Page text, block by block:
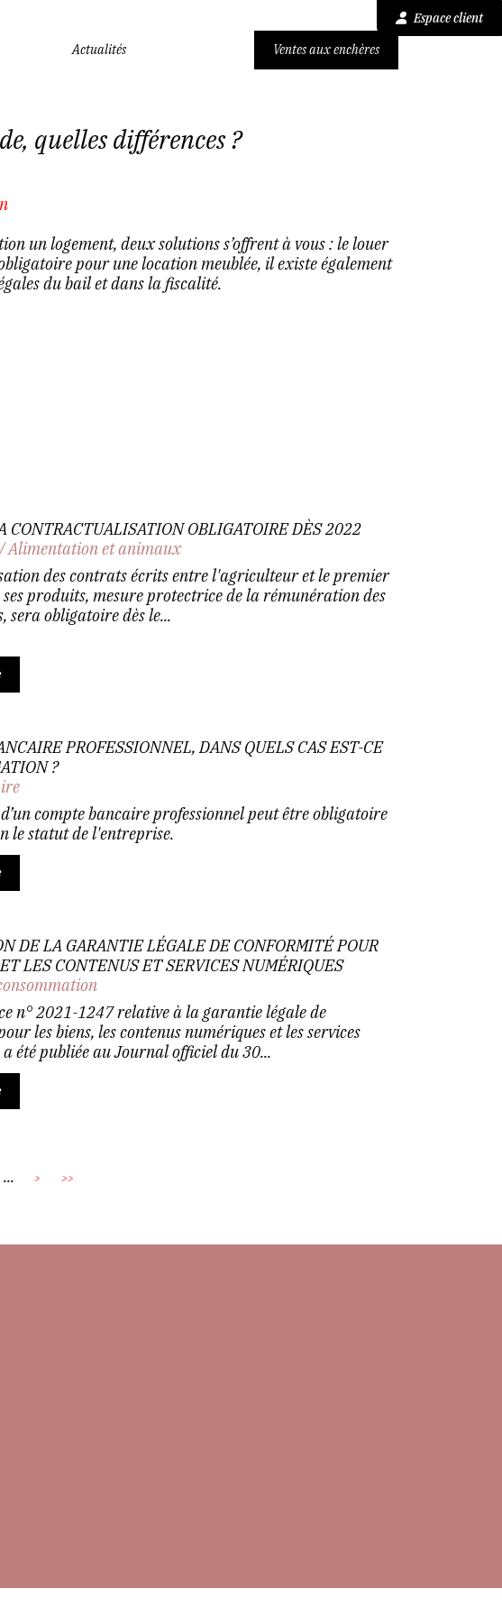
Espace client
Actualités Ventes aux enchères
quelles différences ?
un logement, deux solutions s’offrent à vous : le louer
pour une location meublée, il existe également
du bail et dans la fiscalité.
CONTRACTUALISATION OBLIGATOIRE DÈS 2022
/Alimentation et animaux
des contrats écrits entre l'agriculteur et le premier
produits, mesure protectrice de la rémunération des
sera obligatoire dès le...
PROFESSIONNEL, DANS QUELS CAS EST-CE
?
compte bancaire professionnel peut être obligatoire
le statut de l'entreprise.
DE LA GARANTIE LÉGALE DE CONFORMITÉ POUR
LES CONTENUS ET SERVICES NUMÉRIQUES
n° 2021-1247 relative à la garantie légale de
les biens, les contenus numériques et les services
été publiée au Journal officiel du 30...
... > >>